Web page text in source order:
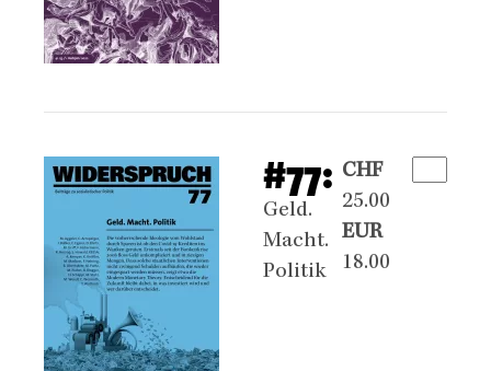
#77:
Geld.
Macht.
Politik
CHF
25.00
EUR
18.00